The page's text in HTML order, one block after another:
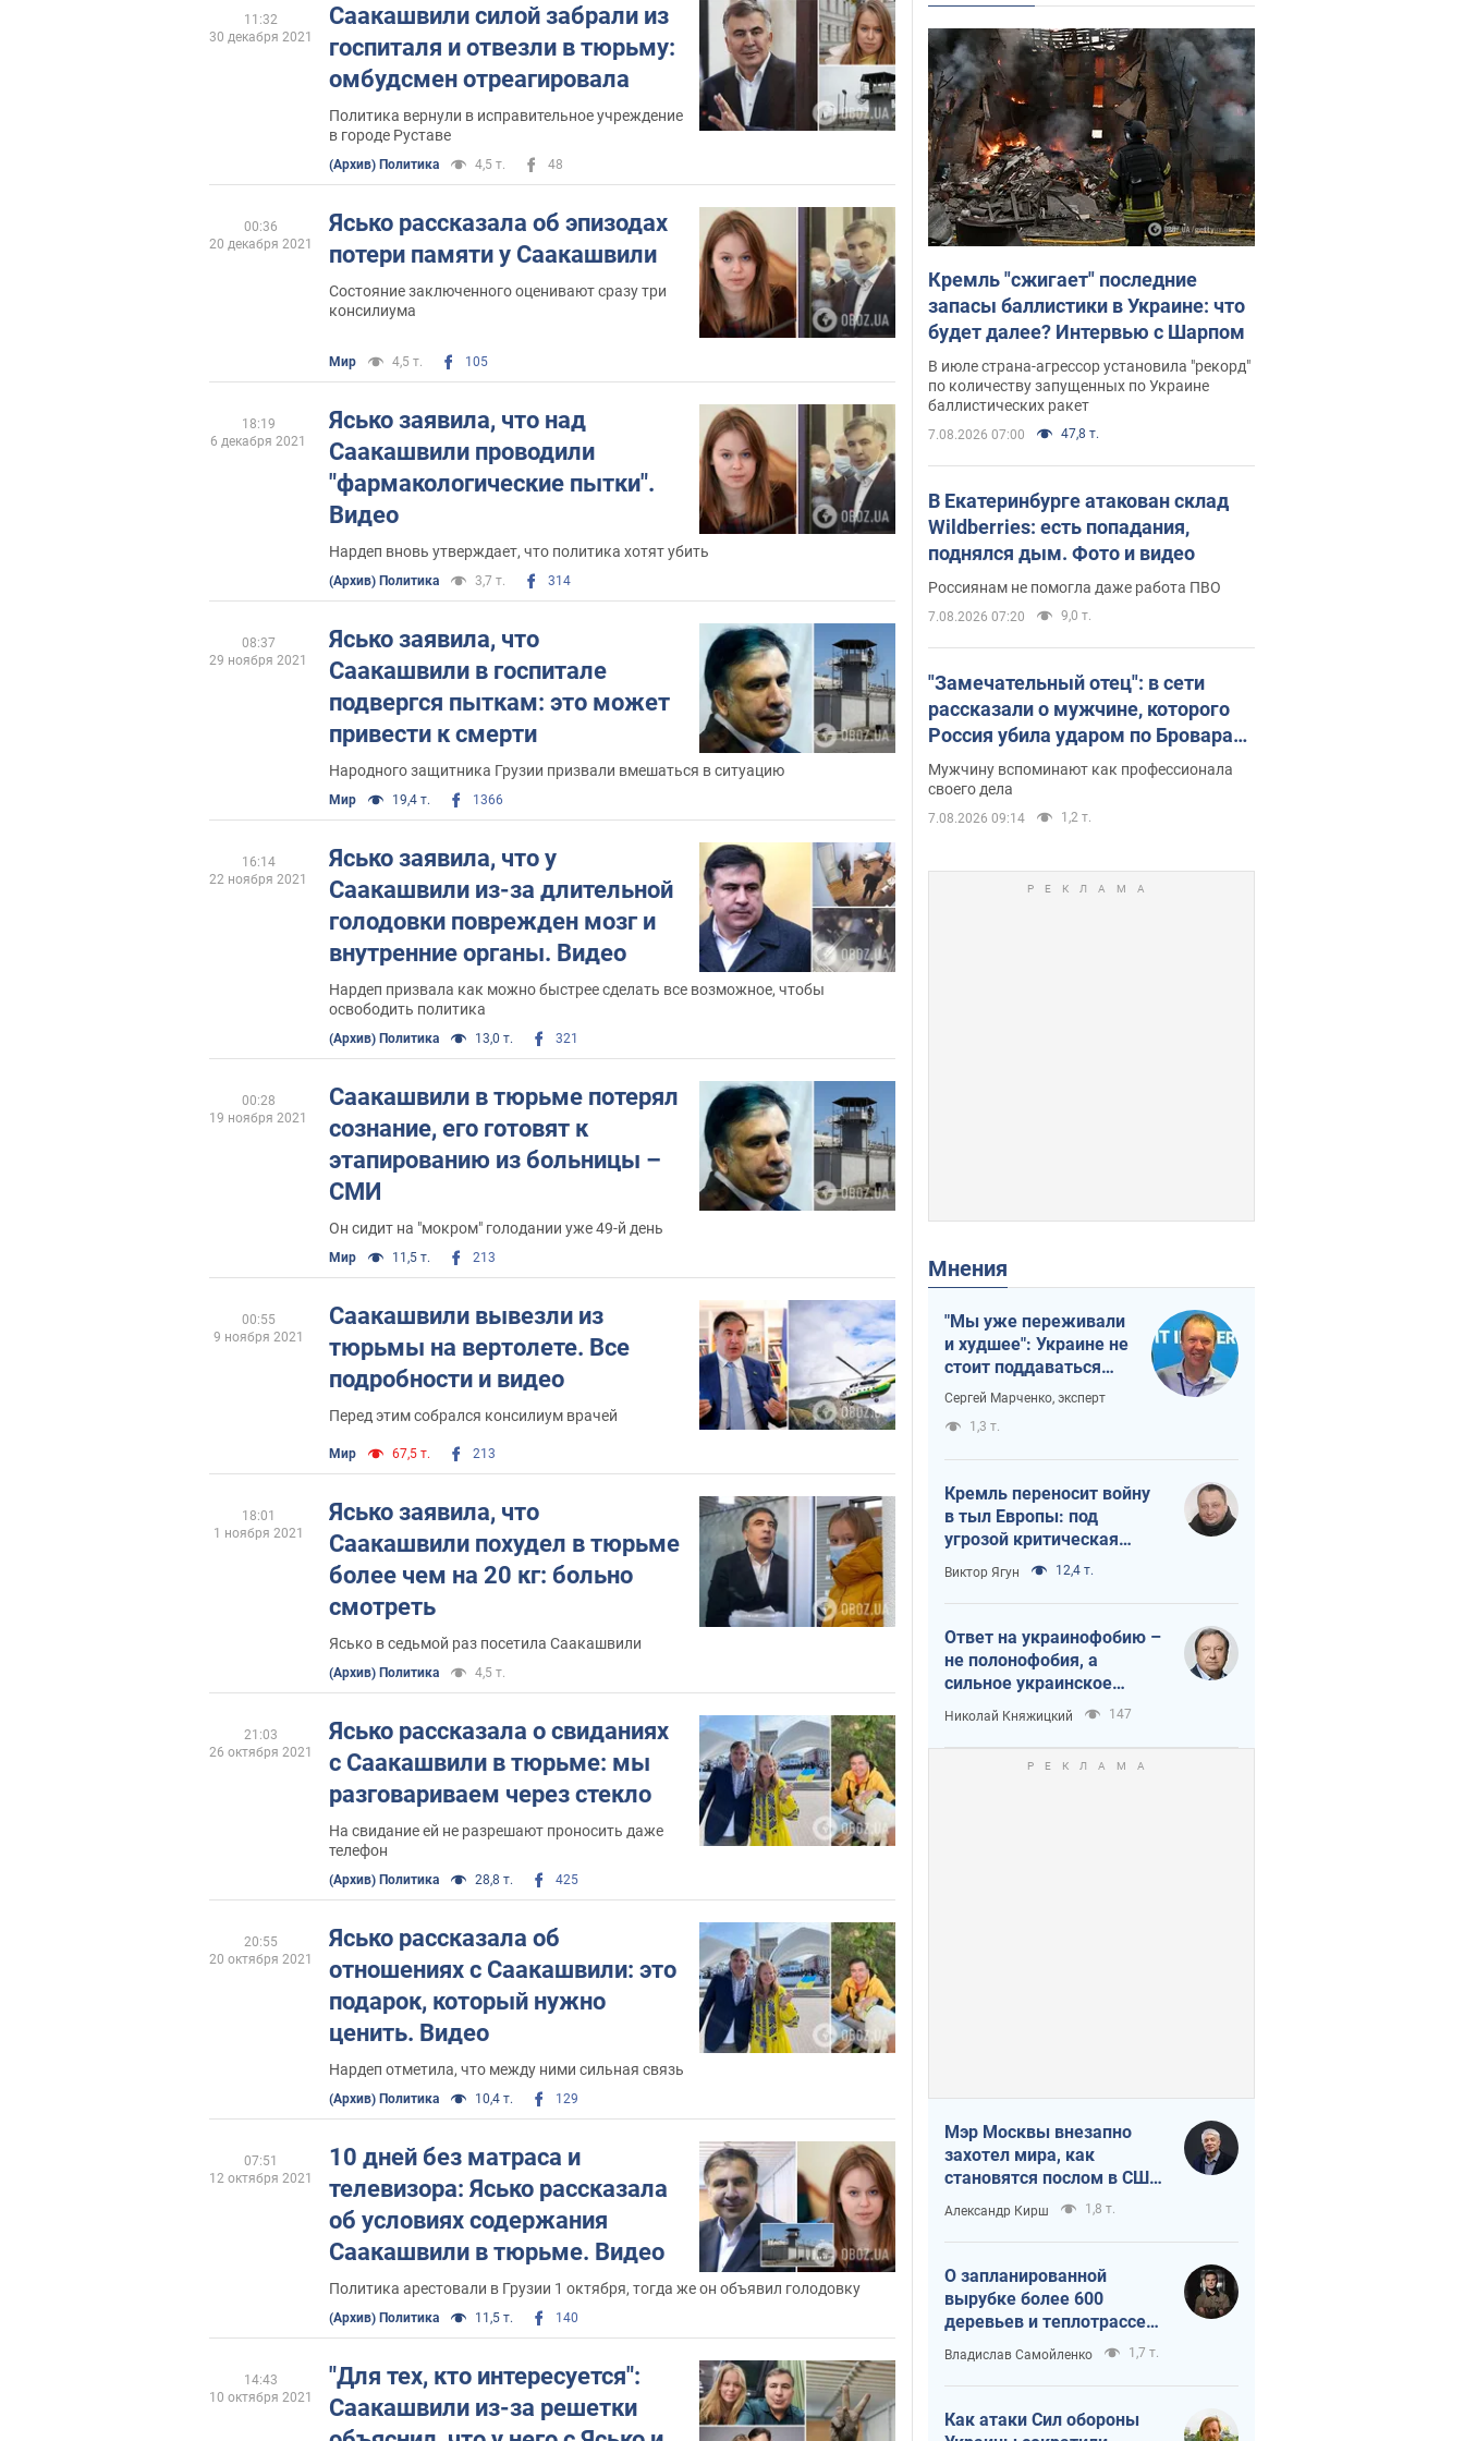
Великобритании, где работала в
Министерстве по вопросам
диджитализации, культуры медиа и
спорта.
Продюсировала фильм британского
России", посвященный темеаннексии
украинского полуострова.
Выступила основательницей
культурно-дипломатической
инициативы
Yellow Blue Strategy.
Елизавета Ясько в настоящее время не
замужем.
Активность в сети
. На личную страницу
Елизаветы Ясько в социальной сети
Facebook
Саакашвили силой забрали из
госпиталя и отвезли в тюрьму:
омбудсмен отреагировала
Политика вернули в исправительное учреждение
в городе Руставе
(Архив) Политика 4,5 т. 48
11:32
30 декабря 2021
Ясько рассказала об эпизодах
потери памяти у Саакашвили
Состояние заключенного оценивают сразу три
консилиума
Мир 4,5 т. 105
00:36
20 декабря 2021
Ясько заявила, что над
Саакашвили проводили
"фармакологические пытки".
Видео
Нардеп вновь утверждает, что политика хотят убить
(Архив) Политика 3,7 т. 314
18:19
6 декабря 2021
Ясько заявила, что
Саакашвили в госпитале
подвергся пыткам: это может
привести к смерти
Народного защитника Грузии призвали вмешаться в ситуацию
Мир 19,4 т. 1366
08:37
29 ноября 2021
Ясько заявила, что у
Саакашвили из-за длительной
голодовки поврежден мозг и
внутренние органы. Видео
Нардеп призвала как можно быстрее сделать все возможное, чтобы
освободить политика
(Архив) Политика 13,0 т. 321
16:14
22 ноября 2021
Саакашвили в тюрьме потерял
сознание, его готовят к
этапированию из больницы –
СМИ
Он сидит на "мокром" голодании уже 49-й день
Мир 11,5 т. 213
00:28
19 ноября 2021
Саакашвили вывезли из
тюрьмы на вертолете. Все
подробности и видео
Перед этим собрался консилиум врачей
Мир 67,5 т. 213
00:55
9 ноября 2021
Ясько заявила, что
Саакашвили похудел в тюрьме
более чем на 20 кг: больно
смотреть
Ясько в седьмой раз посетила Саакашвили
(Архив) Политика 4,5 т.
18:01
1 ноября 2021
Ясько рассказала о свиданиях
с Саакашвили в тюрьме: мы
разговариваем через стекло
На свидание ей не разрешают проносить даже
телефон
(Архив) Политика 28,8 т. 425
21:03
26 октября 2021
Ясько рассказала об
отношениях с Саакашвили: это
подарок, который нужно
ценить. Видео
Нардеп отметила, что между ними сильная связь
(Архив) Политика 10,4 т. 129
20:55
20 октября 2021
10 дней без матраса и
телевизора: Ясько рассказала
об условиях содержания
Саакашвили в тюрьме. Видео
Политика арестовали в Грузии 1 октября, тогда же он объявил голодовку
(Архив) Политика 11,5 т. 140
07:51
12 октября 2021
"Для тех, кто интересуется":
Саакашвили из-за решетки
14:43
10 октября 2021
Кремль "сжигает" последние
запасы баллистики в Украине: что
будет далее? Интервью с Шарпом
В июле страна-агрессор установила "рекорд"
по количеству запущенных по Украине
баллистических ракет
7.08.2026 07:00 47,8 т.
В Екатеринбурге атакован склад
Wildberries: есть попадания,
поднялся дым. Фото и видео
Россиянам не помогла даже работа ПВО
7.08.2026 07:20 9,0 т.
"Замечательный отец": в сети
рассказали о мужчине, которого
Россия убила ударом по Броварам.
Фото
Мужчину вспоминают как профессионала
своего дела
7.08.2026 09:14 1,2 т.
Мнения
"Мы уже переживали
и худшее": Украине не
стоит поддаваться
отчаянию из-за
Сергей Марченко, эксперт
1,3 т.
Кремль переносит войну
в тыл Европы: под
угрозой критическая
логистика
Виктор Ягун 12,4 т.
Ответ на украинофобию –
не полонофобия, а
сильное украинское
государство
Николай Княжицкий 147
Мэр Москвы внезапно
захотел мира, как
становятся послом в США
и новые украинские топ-
рейтинги
Александр Кирш 1,8 т.
О запланированной
вырубке более 600
деревьев и теплотрассе:
что происходит на
Теремках в Киеве
Владислав Самойленко 1,7 т.
Как атаки Сил обороны